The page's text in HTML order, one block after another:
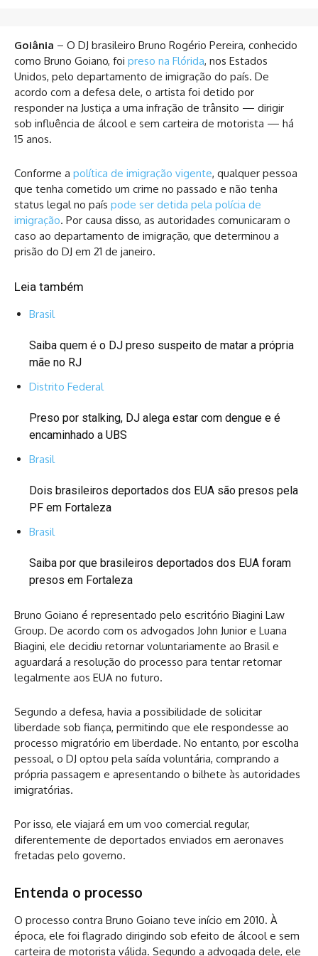
Goiânia – O DJ brasileiro Bruno Rogério Pereira, conhecido
como Bruno Goiano, foi preso na Flórida, nos Estados
Unidos, pelo departamento de imigração do país. De
acordo com a defesa dele, o artista foi detido por
responder na Justiça a uma infração de trânsito — dirigir
sob influência de álcool e sem carteira de motorista — há
15 anos.
Conforme a política de imigração vigente, qualquer pessoa
que tenha cometido um crime no passado e não tenha
status legal no país pode ser detida pela polícia de
imigração. Por causa disso, as autoridades comunicaram o
caso ao departamento de imigração, que determinou a
prisão do DJ em 21 de janeiro.
Leia também
Brasil
Saiba quem é o DJ preso suspeito de matar a própria
mãe no RJ
Distrito Federal
Preso por stalking, DJ alega estar com dengue e é
encaminhado a UBS
Brasil
Dois brasileiros deportados dos EUA são presos pela
PF em Fortaleza
Brasil
Saiba por que brasileiros deportados dos EUA foram
presos em Fortaleza
Bruno Goiano é representado pelo escritório Biagini Law
Group. De acordo com os advogados John Junior e Luana
Biagini, ele decidiu retornar voluntariamente ao Brasil e
aguardará a resolução do processo para tentar retornar
legalmente aos EUA no futuro.
Segundo a defesa, havia a possibilidade de solicitar
liberdade sob fiança, permitindo que ele respondesse ao
processo migratório em liberdade. No entanto, por escolha
pessoal, o DJ optou pela saída voluntária, comprando a
própria passagem e apresentando o bilhete às autoridades
imigratórias.
Por isso, ele viajará em um voo comercial regular,
diferentemente de deportados enviados em aeronaves
fretadas pelo governo.
Entenda o processo
O processo contra Bruno Goiano teve início em 2010. À
época, ele foi flagrado dirigindo sob efeito de álcool e sem
carteira de motorista válida. Segundo a advogada dele, ele